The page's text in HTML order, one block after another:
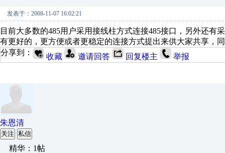
发表于：2008-11-07 16:02:21
目前大多数的485用户采用接线柱方式连接485接口，另外还有
有更好的，更方便或者更稳定的连接方式提出来供大家共享，
分享到：
收藏 邀请回答 回复楼主 举报
朱恩清
关注 私信
精华：1帖